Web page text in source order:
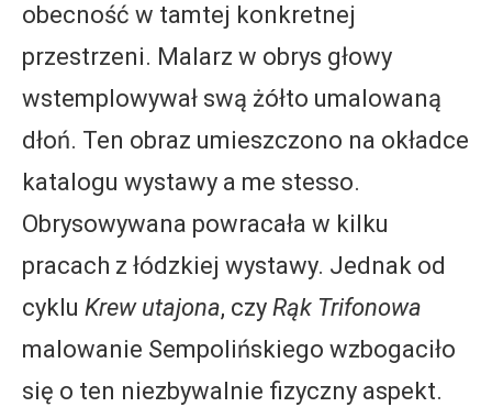
obecność w tamtej konkretnej
przestrzeni. Malarz w obrys głowy
wstemplowywał swą żółto umalowaną
dłoń. Ten obraz umieszczono na okładce
katalogu wystawy a me stesso.
Obrysowywana powracała w kilku
pracach z łódzkiej wystawy. Jednak od
cyklu Krew utajona, czy Rąk Trifonowa
malowanie Sempolińskiego wzbogaciło
się o ten niezbywalnie fizyczny aspekt.